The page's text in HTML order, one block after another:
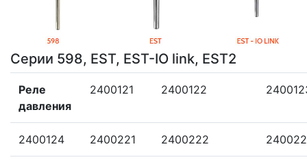
Серии 598, EST, EST-IO link, EST2
Реле
давления
2400121 2400122
2400124 2400221 2400222